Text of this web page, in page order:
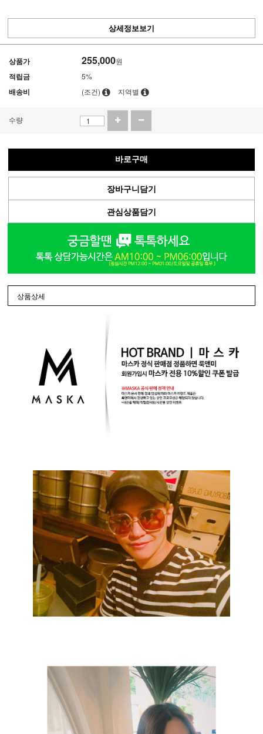
상세정보보기
상품가 255,000원
적립금 5%
배송비 (조건) 지역별
수량
바로구매
장바구니담기
관심상품담기
상품상세